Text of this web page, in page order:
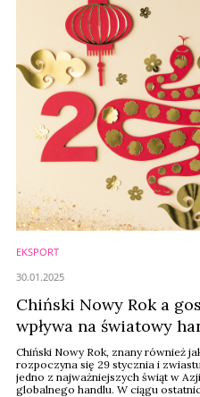
EKSPORT
Chiński Nowy Rok a
wpływa na światowy
Chiński Nowy Rok, znany również
rozpoczyna się 29 stycznia i
jedno z najważniejszych świąt w
globalnego handlu. W ciągu
30.01.2025